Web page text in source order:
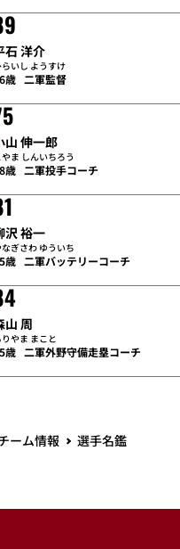
石 洋介
らいし ようすけ
歳 二軍監督
山 伸一郎
やま しんいちろう
歳 二軍投手コーチ
沢 裕一
ぎさわ ゆういち
歳 二軍バッテリーコーチ
山 周
りやま まこと
歳 二軍外野守備走塁コーチ
ーム情報 選手名鑑